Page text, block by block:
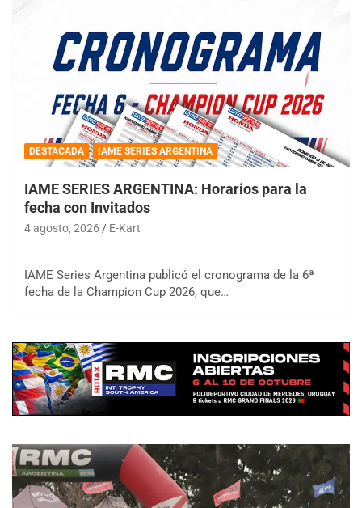
DESTACADA IAME SERIES ARGENTINA
IAME SERIES ARGENTINA: Horarios para la
fecha con Invitados
4 agosto, 2026 E-Kart
IAME Series Argentina publicó el cronograma de la 6ª
fecha de la Champion Cup 2026, que…